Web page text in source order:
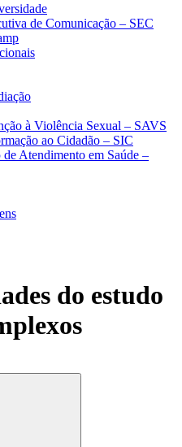
de Comunicação – SEC
à Violência Sexual – SAVS
ao Cidadão – SIC
Atendimento em Saúde –
do estudo